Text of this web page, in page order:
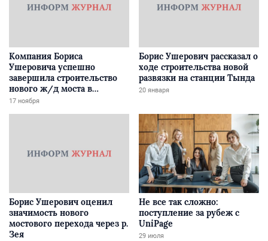
Компания Бориса
Ушеровича успешно
завершила строительство
нового ж/д моста в
Забайкалье
17 ноября
Борис Ушерович рассказал о
ходе строительства новой
развязки на станции Тында
20 января
Борис Ушерович оценил
значимость нового
мостового перехода через р.
Зея
Не все так сложно:
поступление за рубеж с
UniPage
29 июля